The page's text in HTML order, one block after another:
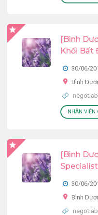
[Bình
Khối Bất
30/06/
Bình
NHÂN VIÊN
[Bình
30/06/
Bình